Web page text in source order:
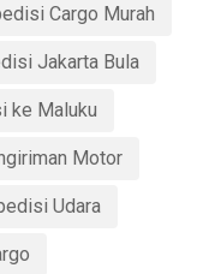
Cargo Murah
Jakarta Bula
ke Maluku
Motor
Udara